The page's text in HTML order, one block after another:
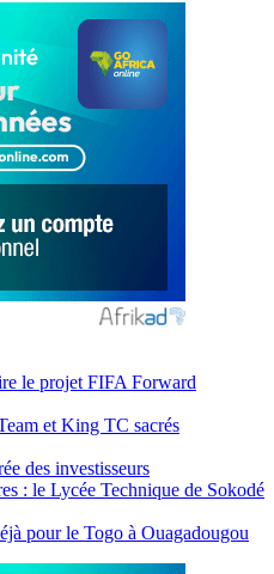
le projet FIFA Forward
et King TC sacrés
des investisseurs
: le Lycée Technique de Sokodé
pour le Togo à Ouagadougou